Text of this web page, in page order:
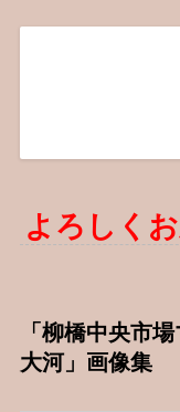
よろしく
「柳橋中央市
大河」画像集